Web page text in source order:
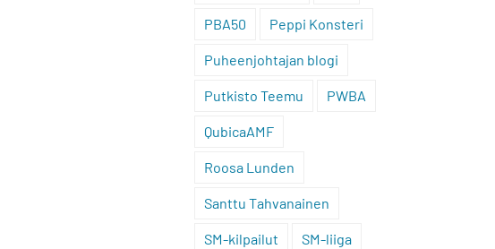
PBA50 Peppi Konsteri
Puheenjohtajan blogi
Putkisto Teemu PWBA
QubicaAMF
Roosa Lunden
Santtu Tahvanainen
SM-kilpailut SM-liiga